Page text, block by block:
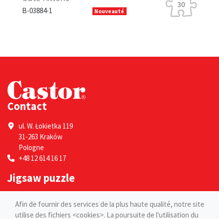
B-03884-1 Nouveauté
Contact
ul. W. Łokietka 119
31-263 Kraków
Pologne
+48 12 614 16 17
Jigsaw puzzle
Pour les enfants
Afin de fournir des services de la plus haute qualité, notre site
utilise des fichiers <cookies>. La poursuite de l'utilisation du